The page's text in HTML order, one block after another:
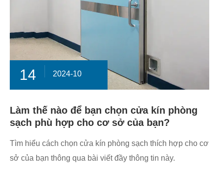
14 2024-10
Làm thế nào để bạn chọn cửa kín phòng
sạch phù hợp cho cơ sở của bạn?
Tìm hiểu cách chọn cửa kín phòng sạch thích hợp cho cơ
sở của bạn thông qua bài viết đầy thông tin này.